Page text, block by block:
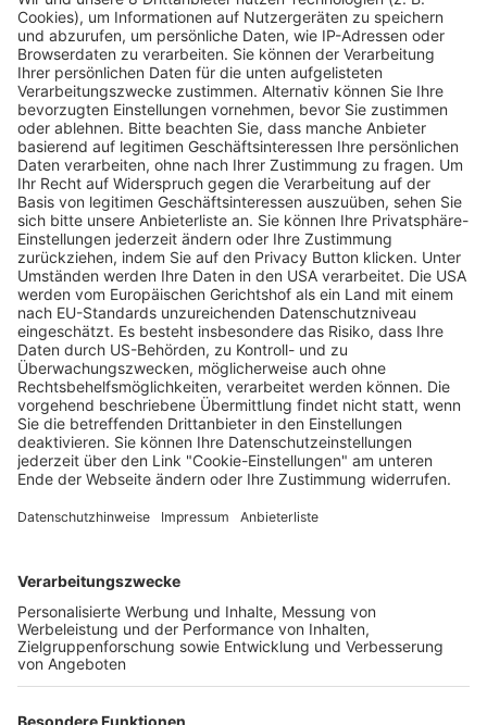
Freiburg erlebt Touristenboom
Saskia Schuh 26.08.2025
Freiburger Wochenbericht
Der Wochenbericht
wurde zum 31. Juli 2026
eingestellt.